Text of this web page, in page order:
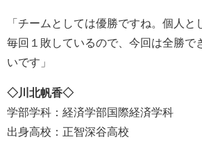
「チームとしては優勝ですね。個人と
毎回１敗しているので、今回は全勝で
いです」
◇川北帆香◇
学部学科：経済学部国際経済学科
出身高校：正智深谷高校